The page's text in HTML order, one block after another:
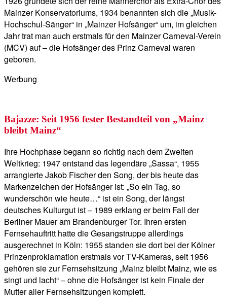
Mainzer Konservatoriums, 1934 benannten sich die „Musik-
Hochschul-Sänger“ in „Mainzer Hofsänger“ um, im gleichen
Jahr trat man auch erstmals für den Mainzer Carneval-Verein
(MCV) auf – die Hofsänger des Prinz Carneval waren
geboren.
Werbung
Bajazze: Seit 1956 fester Bestandteil von „Mainz
bleibt Mainz“
Ihre Hochphase begann so richtig nach dem Zweiten
Weltkrieg: 1947 entstand das legendäre „Sassa“, 1955
arrangierte Jakob Fischer den Song, der bis heute das
Markenzeichen der Hofsänger ist: „So ein Tag, so
wunderschön wie heute…“ ist ein Song, der längst
deutsches Kulturgut ist – 1989 erklang er beim Fall der
Berliner Mauer am Brandenburger Tor. Ihren ersten
Fernsehauftritt hatte die Gesangstruppe allerdings
ausgerechnet in Köln: 1955 standen sie dort bei der Kölner
Prinzenproklamation erstmals vor TV-Kameras, seit 1956
gehören sie zur Fernsehsitzung „Mainz bleibt Mainz, wie es
singt und lacht“ – ohne die Hofsänger ist kein Finale der
Mutter aller Fernsehsitzungen komplett.